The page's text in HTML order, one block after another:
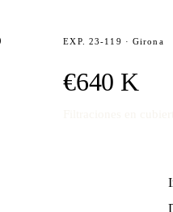
EXP. 23-119 · Girona
€640 K